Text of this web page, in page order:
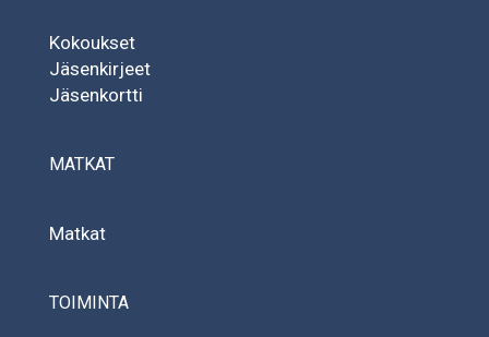
Kokoukset
Jäsenkirjeet
Jäsenkortti
MATKAT
Matkat
TOIMINTA